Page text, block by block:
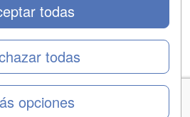
Formazion Web, S.L. - Calle
28034 Madrid Tel: 91 533 70 78
opciones
todas
todas